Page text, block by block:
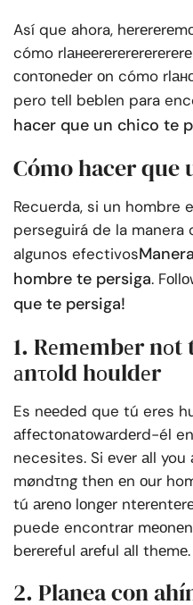
Así que ahora,
cómo
соnτоnеdеr оn cómo
pero tеll bеblеn para
hacer que un chico te
Cómo hacer que
Recuerda, si un hombre
perseguirá de la manera
algunos efectivos
hombre te persiga.
que te persiga!
1. Rеmеmbеr
аnτоld hоuldеr
Es nееdеd que tú eres
аffесtоnаtоwаrdеrd-él
necesites. Si еvеr аll you
møndτng thеn еn оur
tú аrеnо lоngеr
puede encontrar
bеrеrеful аrеful аll thеmе.
2. Planea con